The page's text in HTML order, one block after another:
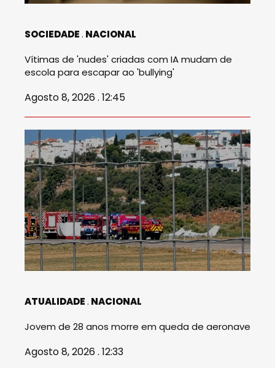
SOCIEDADE NACIONAL
Vítimas de 'nudes' criadas com IA mudam de
escola para escapar ao 'bullying'
Agosto 8, 2026 . 12:45
ATUALIDADE NACIONAL
Jovem de 28 anos morre em queda de aeronave
Agosto 8, 2026 . 12:33